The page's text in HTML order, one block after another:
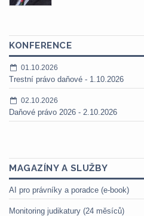
KONFERENCE
01.10.2026
Trestní právo daňové - 1.10.2026
02.10.2026
Daňové právo 2026 - 2.10.2026
MAGAZÍNY A SLUŽBY
AI pro právníky a poradce (e-book)
Monitoring judikatury (24 měsíců)